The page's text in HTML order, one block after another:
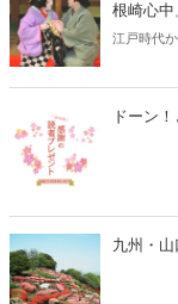
根崎心中
江戸時代
中村鴈治
貴重な機
ドーン
九州・